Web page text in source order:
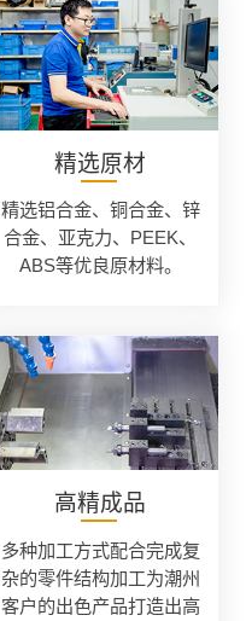
精选原材
精选铝合金、铜合金、锌
合金、亚克力、PEEK、
ABS等优良原材料。
高精成品
多种加工方式配合完成复
杂的零件结构加工为潮州
客户的出色产品打造出高